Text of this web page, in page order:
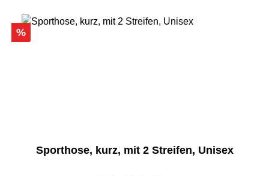
Rabatt
%
Sporthose, kurz, mit 2 Streifen, Unisex